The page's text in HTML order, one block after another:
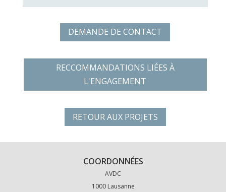
DEMANDE DE CONTACT
RECCOMMANDATIONS LIÉES À
L'ENGAGEMENT
RETOUR AUX PROJETS
COORDONNÉES
AVDC
1000 Lausanne